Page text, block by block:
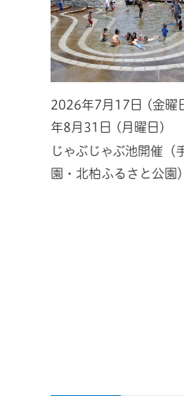
2026年7月17日 (金曜
年8月31日 (月曜日)
じゃぶじゃぶ池開催（
園・北柏ふるさと公園）